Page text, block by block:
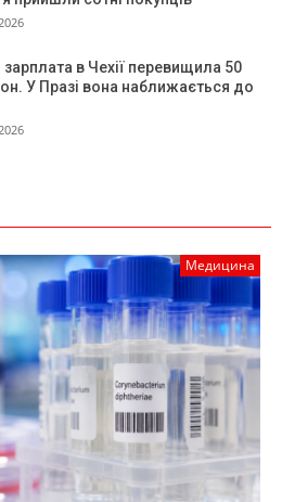
в Чехії перевищила 50
У Празі вона наближається до
Медицина